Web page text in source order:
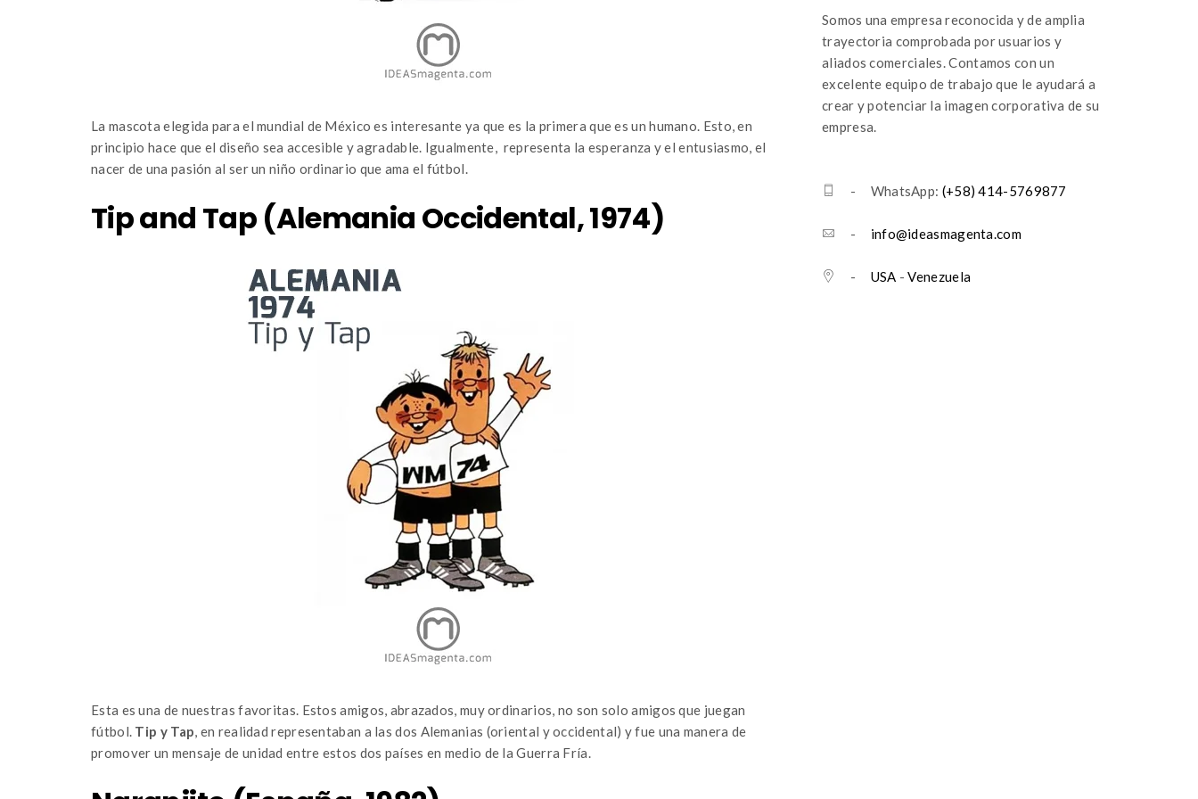
La mascota elegida para el mundial de México es interesante ya que es la primera que es un humano. Esto, en
principio hace que el diseño sea accesible y agradable. Igualmente, representa la esperanza y el entusiasmo, el
nacer de una pasión al ser un niño ordinario que ama el fútbol.
Tip and Tap (Alemania Occidental, 1974)
Esta es una de nuestras favoritas. Estos amigos, abrazados, muy ordinarios, no son solo amigos que juegan
fútbol. Tip y Tap, en realidad representaban a las dos Alemanias (oriental y occidental) y fue una manera de
promover un mensaje de unidad entre estos dos países en medio de la Guerra Fría.
Somos una empresa reconocida y de amplia
trayectoria comprobada por usuarios y
aliados comerciales. Contamos con un
excelente equipo de trabajo que le ayudará a
crear y potenciar la imagen corporativa de su
empresa.
- WhatsApp: (+58) 414-5769877
- info@ideasmagenta.com
- USA -Venezuela